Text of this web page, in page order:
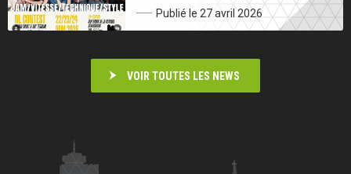
Publié le 27 avril 2026
VOIR TOUTES LES NEWS